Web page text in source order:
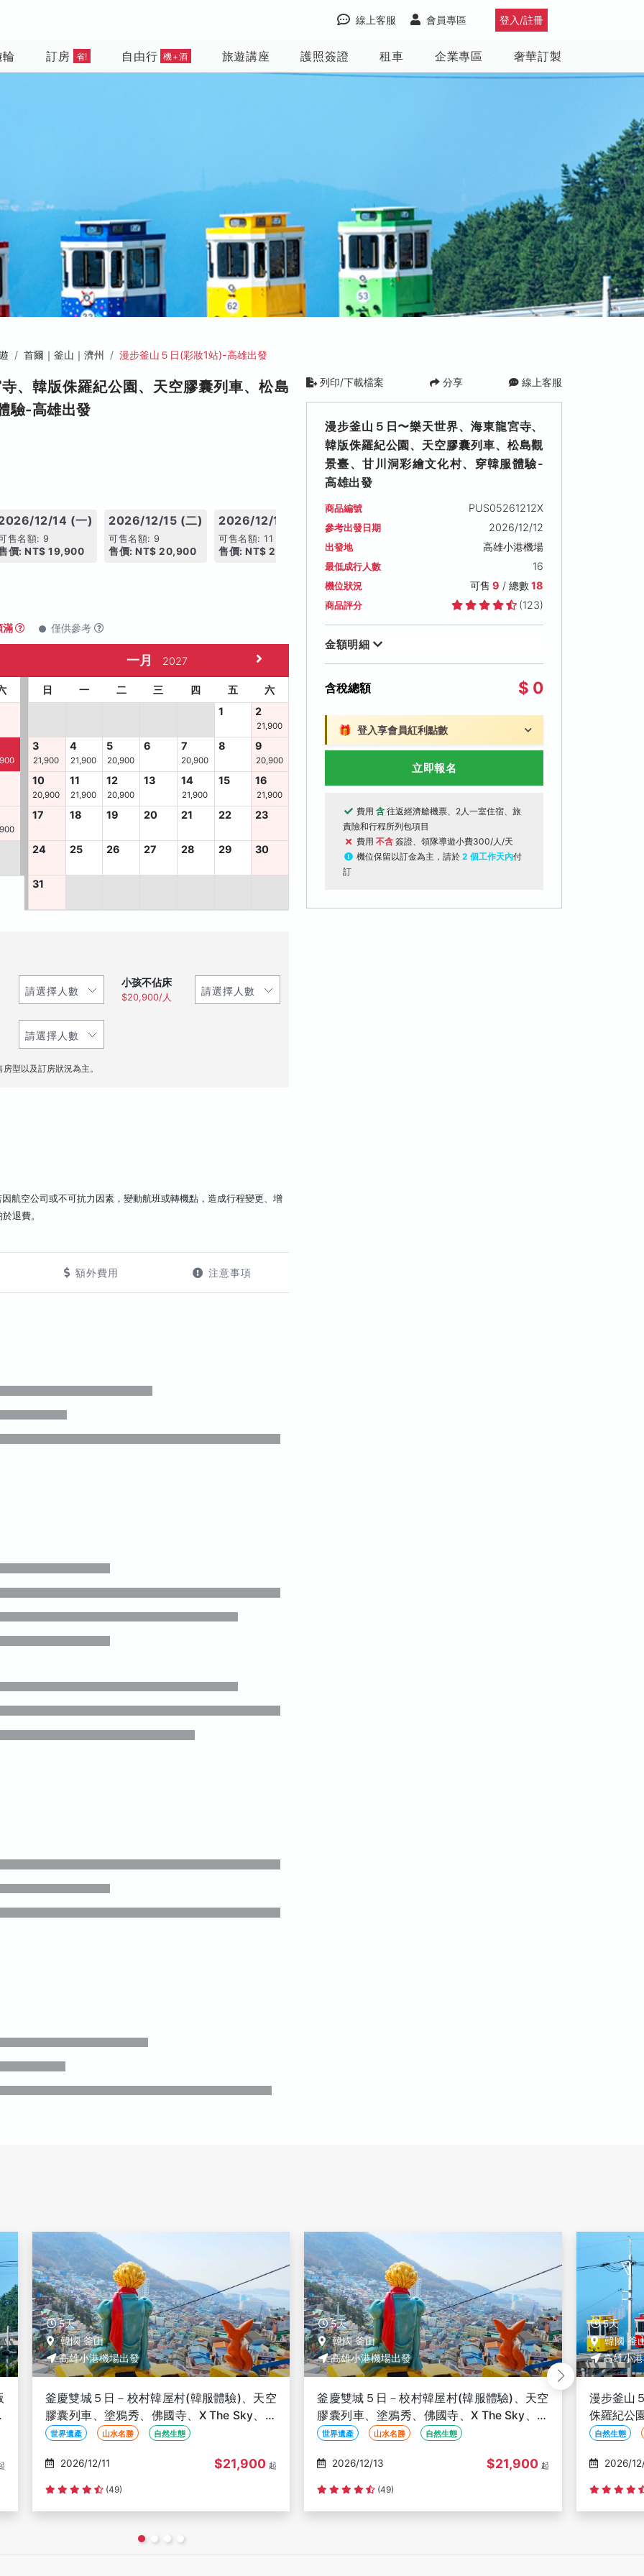
登入/註冊
會員專區
線上客服
訂房 省! 自由行 機+酒 旅遊講座 護照簽證 租車 企業專區 奢華訂製
首爾｜釜山｜濟州 漫步釜山５日(彩妝1站)-高雄出發
、韓版侏羅紀公園、天空膠囊列車、松島
驗-高雄出發
12/14 (一)
售名額: 9
價: NT$ 19,900
2026/12/15 (二)
可售名額: 9
售價: NT$ 20,900
2026/12/16 (三)
可售名額: 11
售價: NT$ 21,900
2026/12/18 (五)
售價: NT$ 21,900
2026/12/20 (日)
售價: NT$ 20,900
滿 僅供參考
一月 2027
日 一 二 三 四 五
六
1
2
21,900
3
21,900
4
21,900
5
20,900
6 7
20,900
8 9
20,900
10
20,900
11
21,900
12
20,900
13 14
21,900
15 16
21,900
17 18 19 20 21 22 23
24 25 26 27 28 29 30
31
小孩不佔床
$20,900/人
型以及訂房狀況為主。
航空公司或不可抗力因素，變動航班或轉機點，造成行程變更、增
退費。
額外費用 注意事項
列印/下載檔案 分享 線上客服
漫步釜山５日〜樂天世界、海東龍宮寺、
韓版侏羅紀公園、天空膠囊列車、松島觀
景臺、甘川洞彩繪文化村、穿韓服體驗-
高雄出發
商品編號 PUS05261212X
參考出發日期 2026/12/12
出發地 高雄小港機場
最低成行人數 16
機位狀況 可售 9 / 總數18
商品評分 (123)
金額明細
含稅總額 $ 0
🎁 登入享會員紅利點數
立即報名
費用 含 往返經濟艙機票、2人一室住宿、旅
責險和行程所列包項目
費用 不含 簽證、領隊導遊小費300/人/天
機位保留以訂金為主，請於 2 個工作天內付
訂
5天
韓國 釜山
高雄小港機場出發
釜慶雙城５日－校村韓屋村(韓服體驗)、天空
膠囊列車、塗鴉秀、佛國寺、X The Sky、焗
烤雙龍蝦-高雄出發
世界遺產 山水名勝 自然生態
2026/12/13 $21,900 起
(49)
5天
韓國 釜山
高雄小港機場出發
漫步釜山５日〜樂天世界、海東龍宮寺、韓版
侏羅紀公園、天空膠囊列車、松島觀景臺、甘
川洞彩繪文化村、穿韓服體驗-高雄出發
自然生態 親子旅遊 主題樂園
2026/12/13 $20,900 起
(123)
5天
韓國 釜
高雄小
漫步釜山
侏羅紀公
川洞彩繪
自然生態
2026/